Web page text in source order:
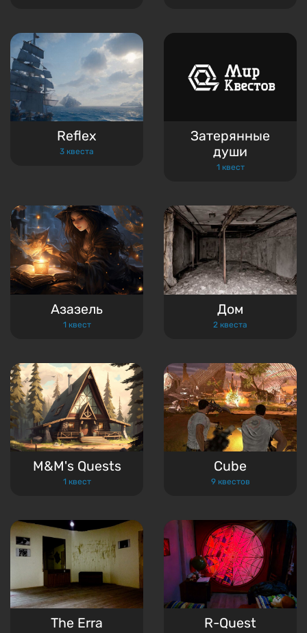
Reflex
3 квеста
Затерянные
души
1 квест
Азазель
1 квест
Дом
2 квеста
M&M's Quests
1 квест
Cube
9 квестов
The Erra R-Quest